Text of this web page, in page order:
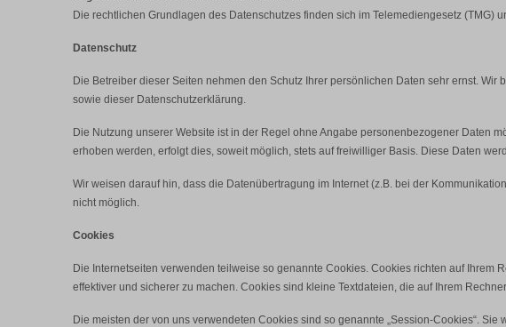
Die rechtlichen Grundlagen des Datenschutzes finden sich im Telemediengesetz (TMG)
Datenschutz
Die Betreiber dieser Seiten nehmen den Schutz Ihrer persönlichen Daten sehr ernst.
sowie dieser Datenschutzerklärung.
Die Nutzung unserer Website ist in der Regel ohne Angabe personenbezogener Daten
erhoben werden, erfolgt dies, soweit möglich, stets auf freiwilliger Basis. Diese Daten
Wir weisen darauf hin, dass die Datenübertragung im Internet (z.B. bei der
nicht möglich.
Cookies
Die Internetseiten verwenden teilweise so genannte Cookies. Cookies richten auf
effektiver und sicherer zu machen. Cookies sind kleine Textdateien, die auf Ihrem
Die meisten der von uns verwendeten Cookies sind so genannte „Session-Cookies“.